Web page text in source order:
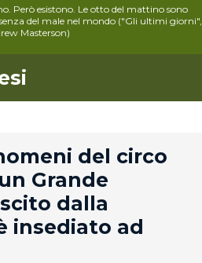
Però esistono. Le otto del mattino sono
del male nel mondo ("Gli ultimi giorni",
Masterson)
del circo
Grande
dalla
insediato ad